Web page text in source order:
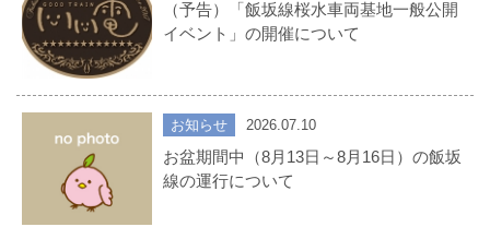
（予告）「飯坂線桜水車両基地一般公開
イベント」の開催について
お知らせ 2026.07.10
お盆期間中（8月13日～8月16日）の飯坂
線の運行について